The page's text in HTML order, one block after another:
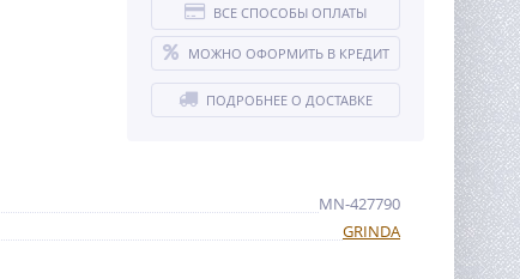
ВСЕ СПОСОБЫ ОПЛАТЫ
МОЖНО ОФОРМИТЬ В КРЕДИТ
ПОДРОБНЕЕ О ДОСТАВКЕ
MN-427790
GRINDA